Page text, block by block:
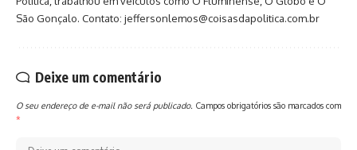
São Gonçalo. Contato: jeffersonlemos@coisasdapolitica.com.br
Deixe um comentário
O seu endereço de e-mail não será publicado. Campos obrigatórios são marcados com
*